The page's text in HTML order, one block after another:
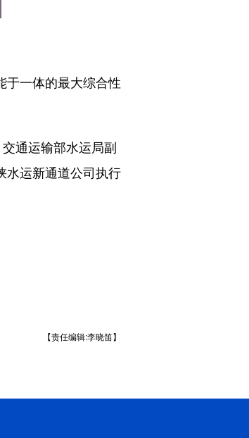
一体的最大综合性
通运输部水运局副
水运新通道公司执行
【责任编辑:李晓笛】